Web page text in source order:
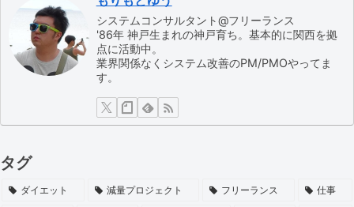
システムコンサルタント@フリーランス
'86年 神戸生まれの神戸育ち。基本的に関西を拠
点に活動中。
業界関係なくシステム改善のPM/PMOやってま
す。
タグ
ダイエット 減量プロジェクト フリーランス 仕事